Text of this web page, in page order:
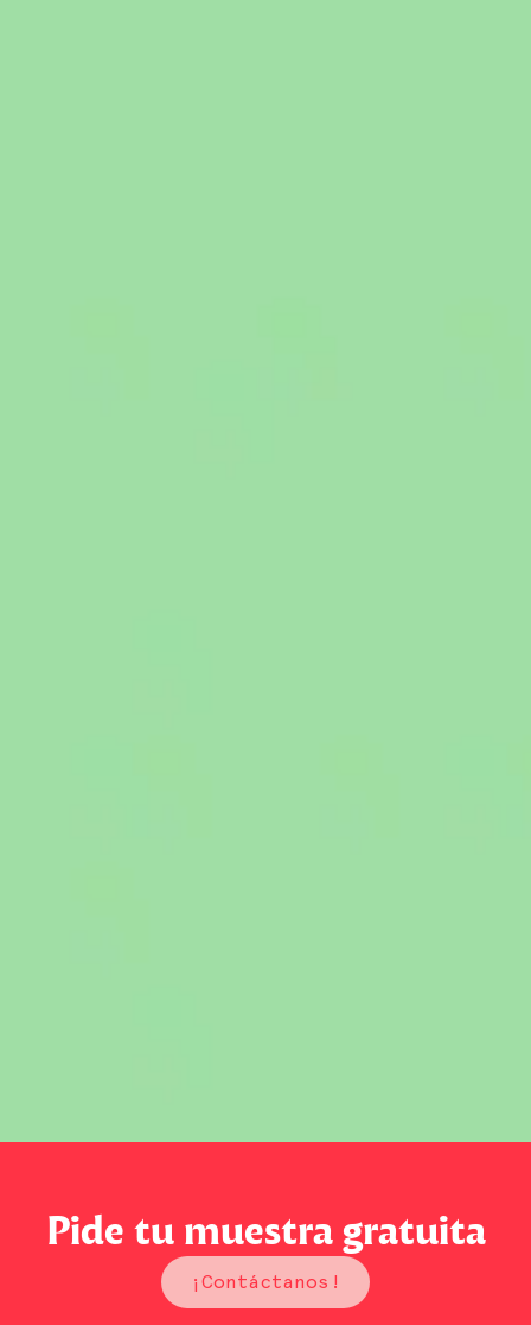
Pide tu muestra gratuita
¡Contáctanos!